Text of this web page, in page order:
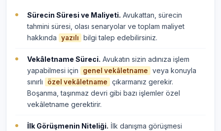
Sürecin Süresi ve Maliyeti. Avukattan, sürecin
tahmini süresi, olası senaryolar ve toplam maliyet
hakkında
yazılı bilgi talep edebilirsiniz.
Vekâletname Süreci. Avukatın sizin adınıza işlem
yapabilmesi için
genel vekâletname
veya konuyla
sınırlı
özel vekâletname
çıkarmanız gerekir.
Boşanma, taşınmaz devri gibi bazı işlemler özel
vekâletname gerektirir.
İlk Görüşmenin Niteliği. İlk danışma görüşmesi